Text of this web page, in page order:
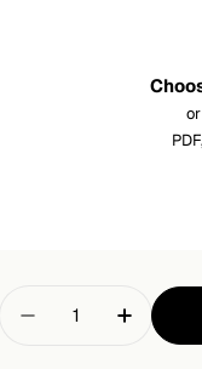
Menge Für